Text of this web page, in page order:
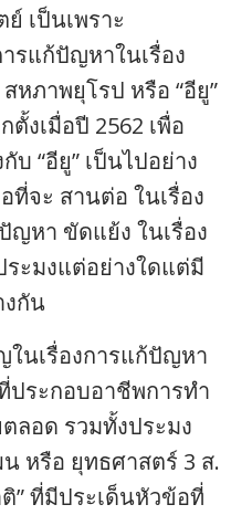
เป็นเพราะ
รแก้ปัญหาในเรื่อง
หภาพยุโรป หรือ “อียู”
งเมื่อปี 2562 เพื่อ
“อียู” เป็นไปอย่าง
ที่จะ สานต่อ ในเรื่อง
ญหา ขัดแย้ง ในเรื่อง
ะมงแต่อย่างใดแต่มี
งกัน
นเรื่องการแก้ปัญหา
ประกอบอาชีพการทำ
ลอด รวมทั้งประมง
หรือ ยุทธศาสตร์ 3 ส.
” ที่มีประเด็นหัวข้อที่